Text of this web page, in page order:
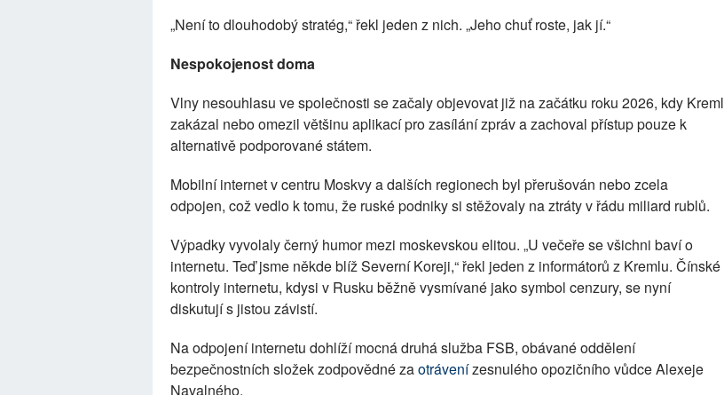
„Není to dlouhodobý stratég,“ řekl jeden z nich. „Jeho chuť roste, jak jí.“
Nespokojenost doma
Vlny nesouhlasu ve společnosti se začaly objevovat již na začátku roku 2026, kdy Kreml
zakázal nebo omezil většinu aplikací pro zasílání zpráv a zachoval přístup pouze k
alternativě podporované státem.
Mobilní internet v centru Moskvy a dalších regionech byl přerušován nebo zcela
odpojen, což vedlo k tomu, že ruské podniky si stěžovaly na ztráty v řádu miliard rublů.
Výpadky vyvolaly černý humor mezi moskevskou elitou. „U večeře se všichni baví o
internetu. Teď jsme někde blíž Severní Koreji,“ řekl jeden z informátorů z Kremlu. Čínské
kontroly internetu, kdysi v Rusku běžně vysmívané jako symbol cenzury, se nyní
diskutují s jistou závistí.
Na odpojení internetu dohlíží mocná druhá služba FSB, obávané oddělení
bezpečnostních složek zodpovědné zaotrávenízesnulého opozičního vůdce Alexeje
Navalného.